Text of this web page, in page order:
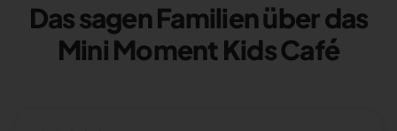
Das sagen Familien über das
Mini Moment Kids Café